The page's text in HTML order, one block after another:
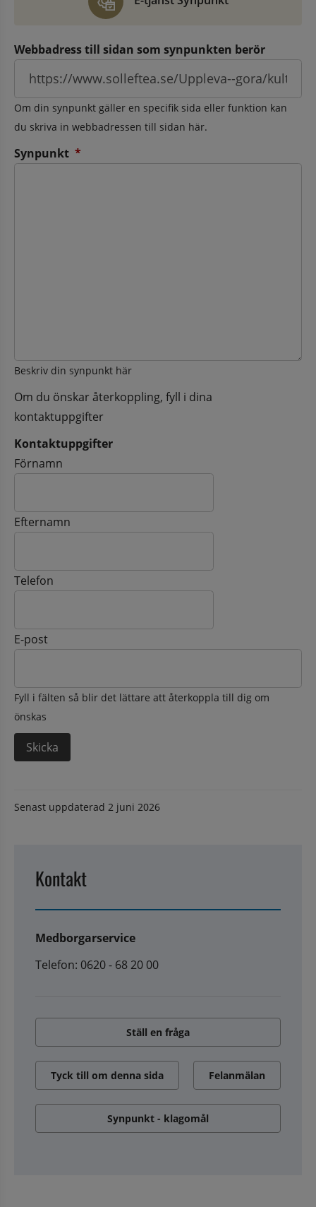
Webbadress till sidan som synpunkten berör
Om din synpunkt gäller en specifik sida eller funktion kan
du skriva in webbadressen till sidan här.
Synpunkt *
Beskriv din synpunkt här
Om du önskar återkoppling, fyll i dina
kontaktuppgifter
Kontaktuppgifter
Kontaktuppgifter
Förnamn
Efternamn
Telefon
E-post
Fyll i fälten så blir det lättare att återkoppla till dig om
önskas
Senast uppdaterad 2 juni 2026
Kontakt
Medborgarservice
Telefon: 0620 - 68 20 00
Ställ en fråga
Tyck till om denna sida Felanmälan
Synpunkt - klagomål